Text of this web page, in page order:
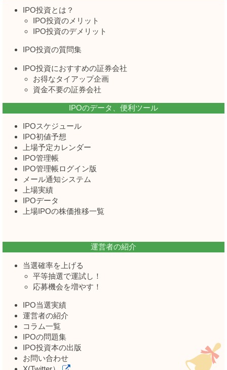
IPO投資とは？
IPO投資のメリット
IPO投資のデメリット
IPO投資の質問集
IPO投資におすすめの証券会社
お得なタイアップ企画
資金不要の証券会社
IPOのデータ、便利ツール
IPOスケジュール
IPO初値予想
上場予定カレンダー
IPO管理帳
IPO管理帳ログイン版
メール通知システム
上場実績
IPOデータ
上場IPOの株価推移一覧
運営者の紹介
当選確率を上げる
平等抽選で運試し！
応募機会を増やす！
IPO当選実績
運営者の紹介
コラム一覧
IPOの問題集
IPO投資本の出版
お問い合わせ